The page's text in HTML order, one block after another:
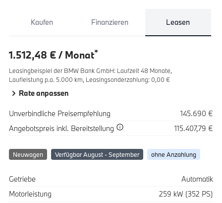
Kaufen Finanzieren Leasen
1.512,48 € / Monat*
Leasingbeispiel der BMW Bank GmbH: Laufzeit 48 Monate,
Laufleistung p.a. 5.000 km, Leasingsonderzahlung: 0,00 €
Rate anpassen
SpezifikationWert
Unverbindliche Preisempfehlung
145.690 €
Spezifikation Wert
Angebotspreis inkl. Bereitstellung 115.407,79 €
Neuwagen Verfügbar August - September ohne Anzahlung
Spezifikation
Getriebe
Automatik
Motorleistung
259 kW (352 PS)